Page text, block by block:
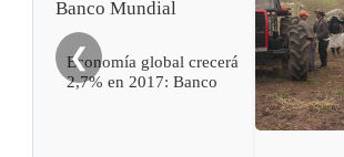
❮
Economía global crecerá
2,7% en 2017: Banco